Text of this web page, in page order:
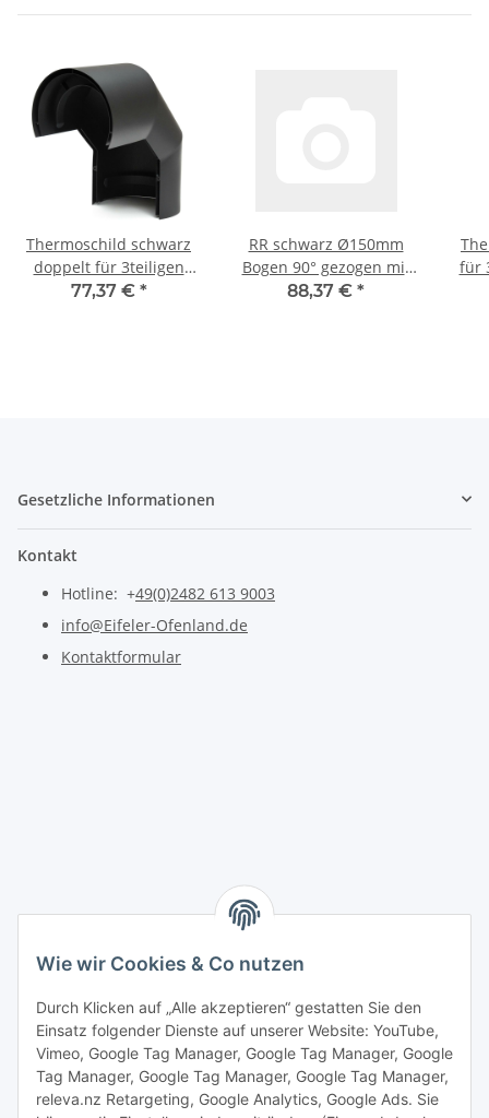
Thermoschild schwarz
doppelt für 3teiligen
Bogen 90° Ø150mm
77,37 € *
RR schwarz Ø150mm
Bogen 90° gezogen mit
Tür
88,37 € *
für
Gesetzliche Informationen
Kontakt
Hotline: +49(0)2482 613 9003
info@Eifeler-Ofenland.de
Kontaktformular
Wie wir Cookies & Co nutzen
Durch Klicken auf „Alle akzeptieren“ gestatten Sie den
Einsatz folgender Dienste auf unserer Website: YouTube,
Vimeo, Google Tag Manager, Google Tag Manager, Google
Tag Manager, Google Tag Manager, Google Tag Manager,
releva.nz Retargeting, Google Analytics, Google Ads. Sie